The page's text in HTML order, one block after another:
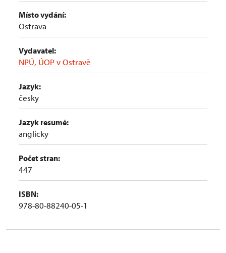
Místo vydání:
Ostrava
Vydavatel:
NPÚ, ÚOP v Ostravě
Jazyk:
česky
Jazyk resumé:
anglicky
Počet stran:
447
ISBN:
978-80-88240-05-1